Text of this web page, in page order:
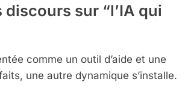
sur “l’IA qui
comme un outil d’aide et une
une autre dynamique s’installe.